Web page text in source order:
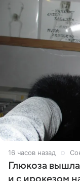
16 часов назад
Глюкоза